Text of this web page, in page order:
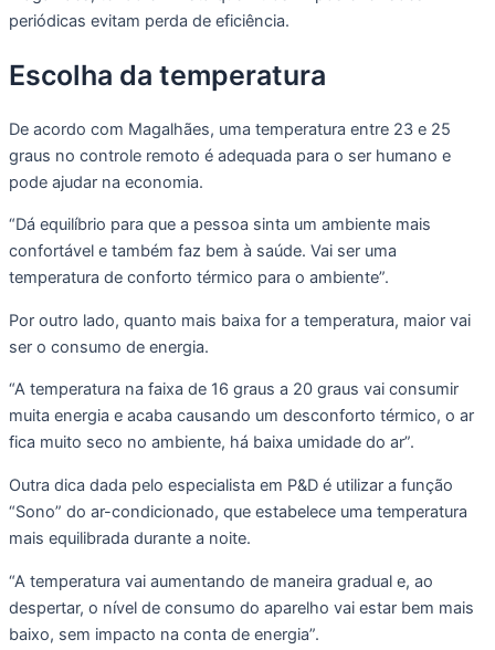
periódicas evitam perda de eficiência.
Escolha da temperatura
De acordo com Magalhães, uma temperatura entre 23 e 25
graus no controle remoto é adequada para o ser humano e
pode ajudar na economia.
“Dá equilíbrio para que a pessoa sinta um ambiente mais
confortável e também faz bem à saúde. Vai ser uma
temperatura de conforto térmico para o ambiente”.
Por outro lado, quanto mais baixa for a temperatura, maior vai
ser o consumo de energia.
“A temperatura na faixa de 16 graus a 20 graus vai consumir
muita energia e acaba causando um desconforto térmico, o ar
fica muito seco no ambiente, há baixa umidade do ar”.
Outra dica dada pelo especialista em P&D é utilizar a função
“Sono” do ar-condicionado, que estabelece uma temperatura
mais equilibrada durante a noite.
“A temperatura vai aumentando de maneira gradual e, ao
despertar, o nível de consumo do aparelho vai estar bem mais
baixo, sem impacto na conta de energia”.